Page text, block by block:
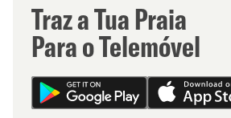
Traz a Tua Praia
Para o Telemóvel